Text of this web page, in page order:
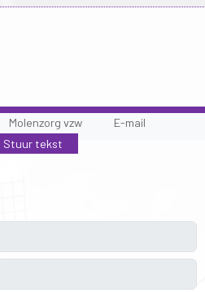
Stuur tekst
Molenzorg vzw E-mail